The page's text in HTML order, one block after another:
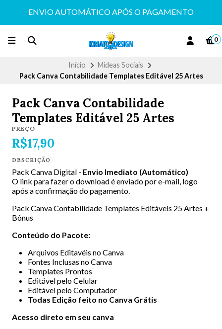
ENVIO AUTOMÁTICO APÓS O PAGAMENTO
0
Início
Mídeas Sociais
Pack Canva Contabilidade Templates Editável 25 Artes
Pack Canva Contabilidade
Templates Editável 25 Artes
PREÇO
R$17,90
DESCRIÇÃO
Pack Canva Digital - Envio Imediato (Automático)
O link para fazer o download é enviado por e-mail, logo
após a confirmação do pagamento.
Pack Canva Contabilidade Templates Editáveis 25 Artes +
Bônus
Conteúdo do Pacote:
Arquivos Editavéis no Canva
Fontes Inclusas no Canva
Templates Prontos
Editável pelo Celular
Editável pelo Computador
Todas Edição feito no Canva Grátis
Acesso direto em seu canva